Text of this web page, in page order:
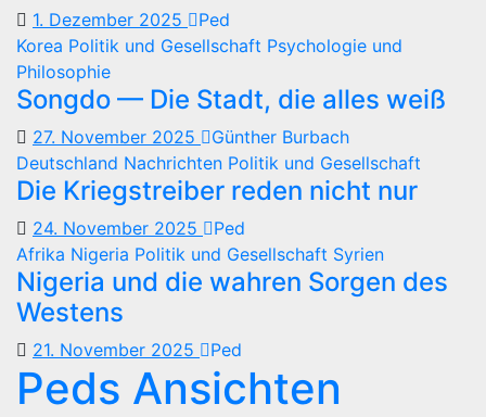
1. Dezember 2025
Ped
Korea Politik und Gesellschaft Psychologie und
Philosophie
Songdo — Die Stadt, die alles weiß
27. November 2025
Günther Burbach
Deutschland Nachrichten Politik und Gesellschaft
Die Kriegstreiber reden nicht nur
24. November 2025
Ped
Afrika Nigeria Politik und Gesellschaft Syrien
Nigeria und die wahren Sorgen des
Westens
21. November 2025 Ped
Peds Ansichten